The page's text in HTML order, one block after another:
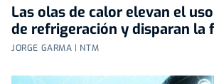
Las olas de calor elevan el
de refrigeración y disparan la
JORGE GARMA | NTM